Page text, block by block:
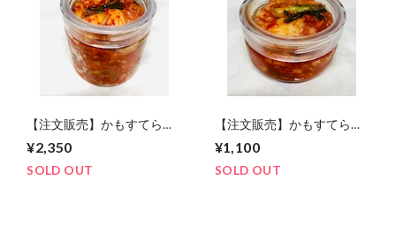
【注文販売】かもすてらす
¥2,350
SOLD OUT
【注文販売】かもすてらす
¥1,100
SOLD OUT